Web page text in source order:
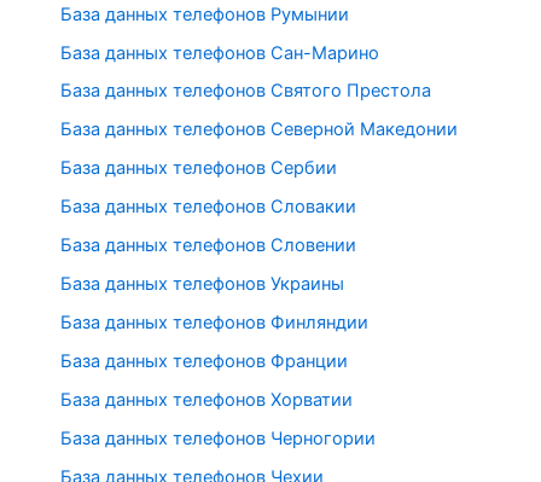
База данных телефонов Румынии
База данных телефонов Сан-Марино
База данных телефонов Святого Престола
База данных телефонов Северной Македонии
База данных телефонов Сербии
База данных телефонов Словакии
База данных телефонов Словении
База данных телефонов Украины
База данных телефонов Финляндии
База данных телефонов Франции
База данных телефонов Хорватии
База данных телефонов Черногории
База данных телефонов Чехии